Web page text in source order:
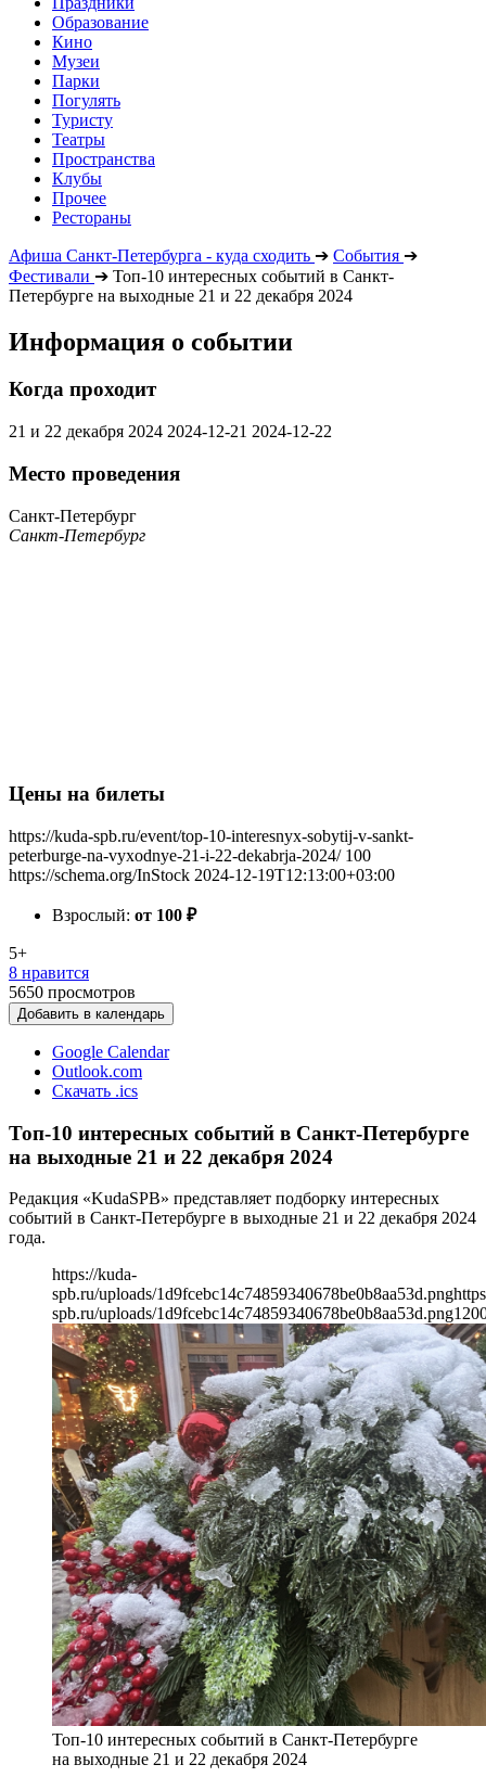
Образование
Кино
Музеи
Парки
Погулять
Туристу
Театры
Пространства
Клубы
Прочее
Рестораны
Афиша Санкт-Петербурга - куда сходить ➔ События ➔
Фестивали ➔ Топ-10 интересных событий в Санкт-
Петербурге на выходные 21 и 22 декабря 2024
Информация о событии
Когда проходит
21 и 22 декабря 2024 2024-12-21 2024-12-22
Место проведения
Санкт-Петербург
Санкт-Петербург
Цены на билеты
https://kuda-spb.ru/event/top-10-interesnyx-sobytij-v-sankt-
peterburge-na-vyxodnye-21-i-22-dekabrja-2024/ 100
https://schema.org/InStock 2024-12-19T12:13:00+03:00
Взрослый: от 100 ₽
5+
8 нравится
5650 просмотров
Добавить в календарь
Google Calendar
Outlook.com
Скачать .ics
Топ-10 интересных событий в Санкт-Петербурге
на выходные 21 и 22 декабря 2024
Редакция «KudaSPB» представляет подборку интересных
событий в Санкт-Петербурге в выходные 21 и 22 декабря 2024
года.
https://kuda-
spb.ru/uploads/1d9fcebc14c74859340678be0b8aa53d.png
spb.ru/uploads/1d9fcebc14c74859340678be0b8aa53d.png
Топ-10 интересных событий в Санкт-Петербурге
на выходные 21 и 22 декабря 2024